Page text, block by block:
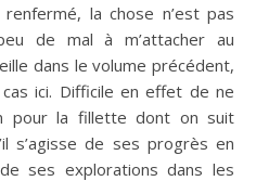
la chose n’est pas
de mal à m’attacher au
dans le volume précédent,
ici. Difficile en effet de ne
pour la fillette dont on suit
s’agisse de ses progrès en
ses explorations dans les